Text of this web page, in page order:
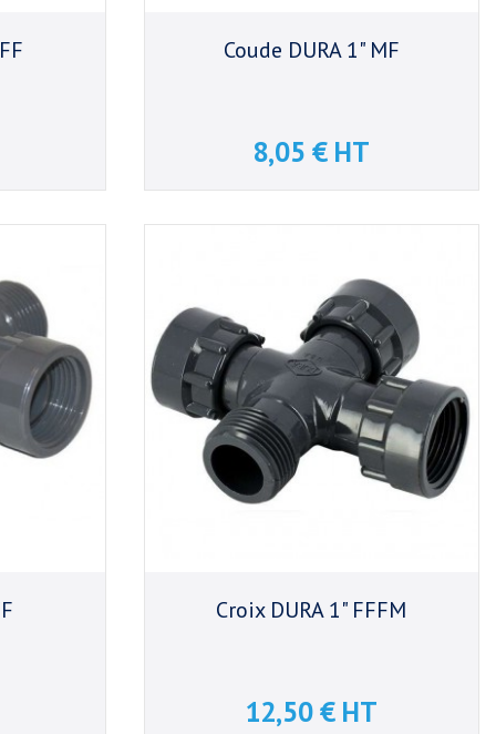
Coude DURA 1" MF
Prix
8,05 € HT
Croix DURA 1" FFFM
Prix
12,50 € HT